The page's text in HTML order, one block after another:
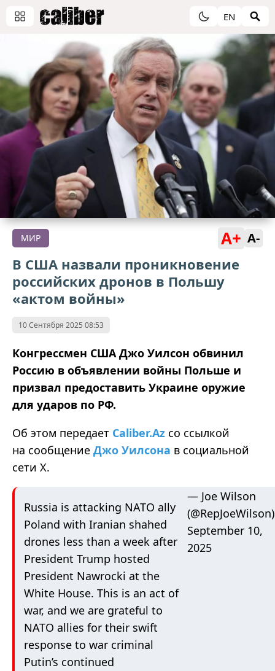
EN
МИР A+ A-
В США назвали проникновение
российских дронов в Польшу
«актом войны»
10 Сентября 2025 08:53
Конгрессмен США Джо Уилсон обвинил
Россию в объявлении войны Польше и
призвал предоставить Украине оружие
для ударов по РФ.
Об этом передает Caliber.Az со ссылкой
на сообщение Джо Уилсона в социальной
сети Х.
Russia is attacking NATO ally
Poland with Iranian shahed
drones less than a week after
President Trump hosted
President Nawrocki at the
White House. This is an act of
war, and we are grateful to
NATO allies for their swift
response to war criminal
Putin’s continued
— Joe Wilson
(@RepJoeWilson)
September 10,
2025